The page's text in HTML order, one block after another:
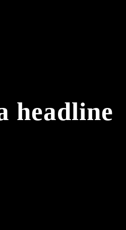
headline